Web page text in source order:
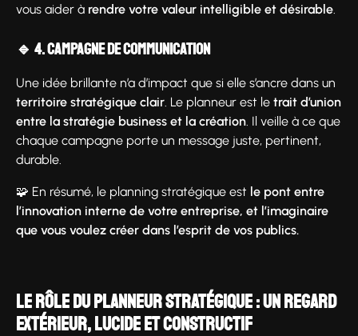
vous aider à rendre votre valeur intelligible et désirable.
🔹 4. Campagne de communication
Une idée brillante n’a d’impact que si elle s’ancre dans un
territoire stratégique clair. Le planneur est le trait d’union
entre la stratégie business et la création. Il veille à ce que
chaque campagne porte un message juste, pertinent,
durable.
🧩 En résumé, le planning stratégique est le pont entre
l’innovation interne de votre entreprise, et l’imaginaire
que vous voulez créer dans l’esprit de vos publics.
Le rôle du planneur stratégique : un regard
extérieur, lucide et constructif